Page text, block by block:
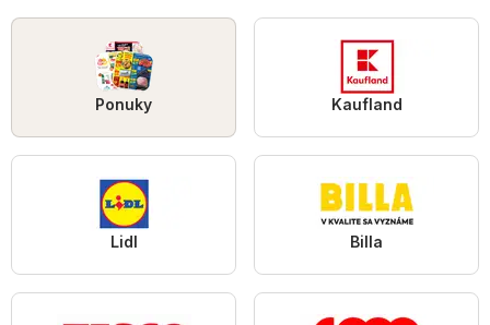
Ponuky Kaufland
Lidl Billa